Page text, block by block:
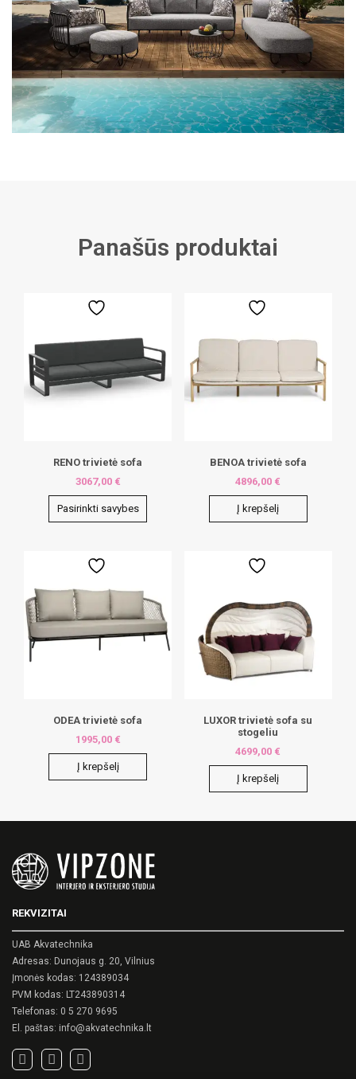
Panašūs produktai
RENO trivietė sofa
3067,00 €
Pasirinkti savybes
variants.
The
options
may
be
BENOA trivietė sofa
4896,00 €
Į krepšelį
ODEA trivietė sofa
1995,00 €
Į krepšelį
LUXOR trivietė sofa su
stogeliu
4699,00 €
Į krepšelį
REKVIZITAI
UAB Akvatechnika
Adresas: Dunojaus g. 20, Vilnius
Įmonės kodas: 124389034
PVM kodas: LT243890314
Telefonas: 0 5 270 9695
El. paštas: info@akvatechnika.lt